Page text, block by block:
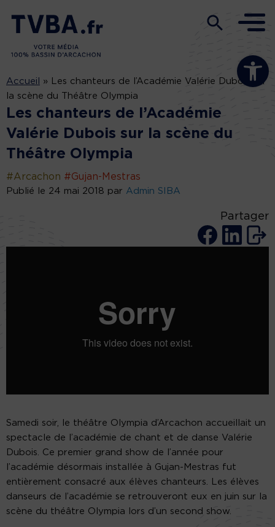
Ouvrir la
Accueil »
Les chanteurs de l’Académie Valérie Dubois sur
la scène du Théâtre Olympia
Les chanteurs de l’Académie
Valérie Dubois sur la scène du
Théâtre Olympia
#Arcachon #Gujan-Mestras
Publié le 24 mai 2018 par Admin SIBA
Partager
Samedi soir, le théâtre Olympia d’Arcachon accueillait un
spectacle de l’académie de chant et de danse Valérie
Dubois. Ce premier grand show de l’année pour
l’académie désormais installée à Gujan-Mestras fut
entièrement consacré aux élèves chanteurs. Les élèves
danseurs de l’académie se retrouveront eux en juin sur la
scène du théâtre Olympia lors d’un second show.